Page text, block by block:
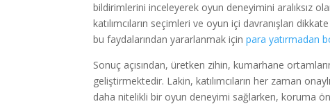
bildirimlerini inceleyerek oyun deneyimini aralıksız
katılımcıların seçimleri ve oyun içi davranışları
bu faydalarından yararlanmak içinpara yatırmadan
Sonuç açısından, üretken zihin, kumarhane
geliştirmektedir. Lakin, katılımcıların her zaman
daha nitelikli bir oyun deneyimi sağlarken, koruma